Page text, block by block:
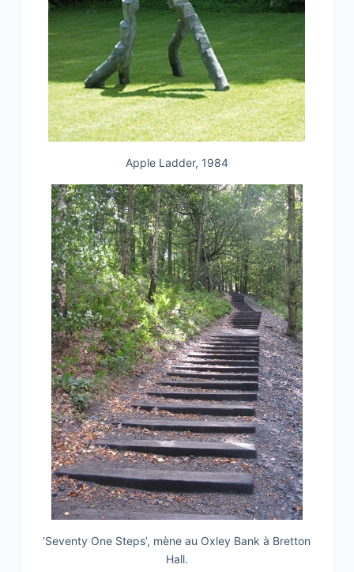
Apple Ladder, 1984
‘Seventy One Steps’, mène au Oxley Bank à Bretton
Hall.